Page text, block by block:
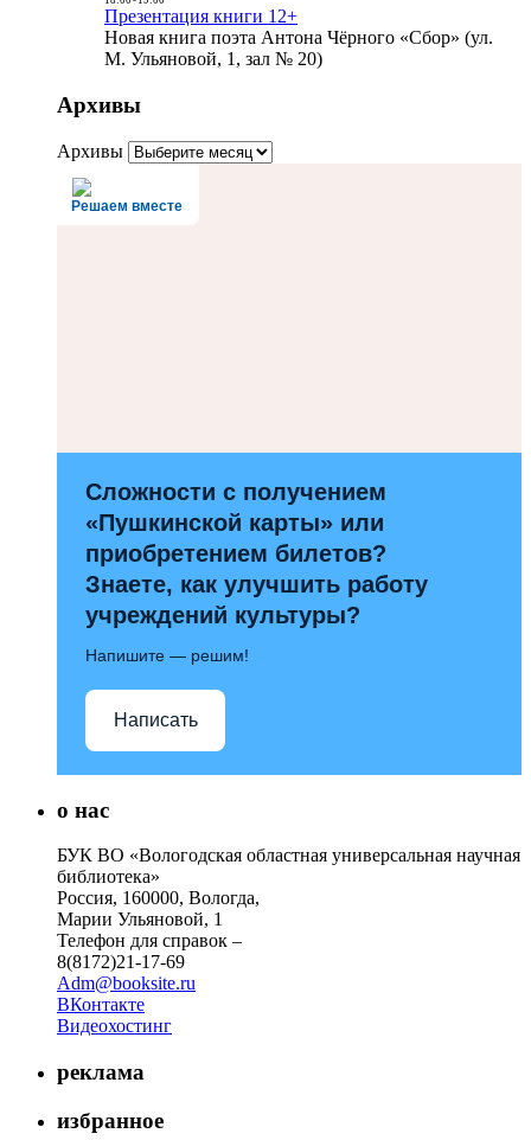
Презентация книги 12+
Новая книга поэта Антона Чёрного «Сбор» (ул.
М. Ульяновой, 1, зал № 20)
Архивы
Архивы
Решаем вместе
Сложности с получением
«Пушкинской карты» или
приобретением билетов?
Знаете, как улучшить работу
учреждений культуры?
Напишите — решим!
Написать
о нас
БУК ВО «Вологодская областная универсальная научная
библиотека»
Россия, 160000, Вологда,
Марии Ульяновой, 1
Телефон для справок –
8(8172)21-17-69
Adm@booksite.ru
ВКонтакте
Видеохостинг
реклама
избранное